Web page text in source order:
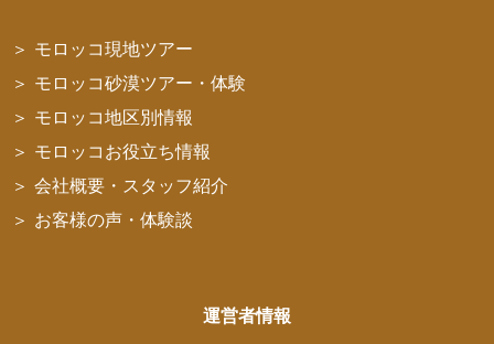
モロッコ現地ツアー
モロッコ砂漠ツアー・体験
モロッコ地区別情報
モロッコお役立ち情報
会社概要・スタッフ紹介
お客様の声・体験談
運営者情報